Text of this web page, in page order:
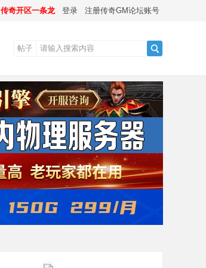
传奇开区一条龙 登录 注册传奇GM论坛账号
帖子
索